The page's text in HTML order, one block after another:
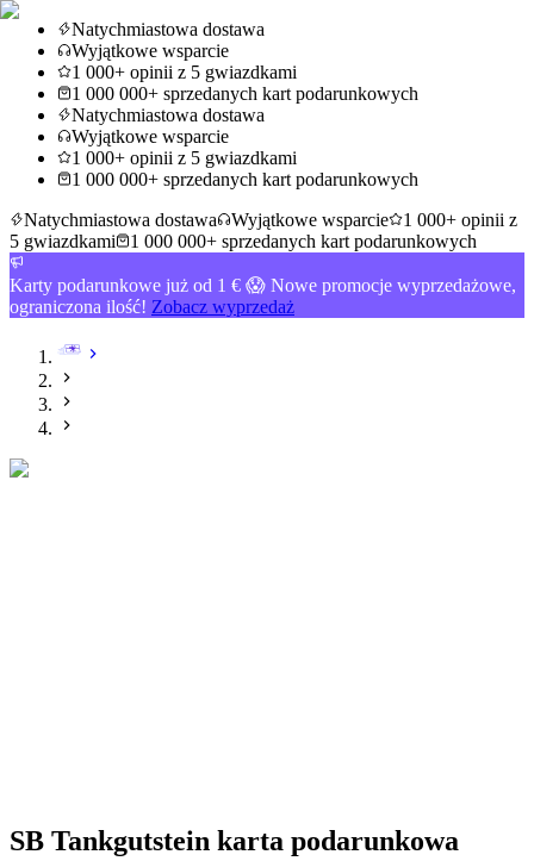
Natychmiastowa dostawa
Wyjątkowe wsparcie
1 000+ opinii z 5 gwiazdkami
1 000 000+ sprzedanych kart podarunkowych
Natychmiastowa dostawa
Wyjątkowe wsparcie
1 000+ opinii z 5 gwiazdkami
1 000 000+ sprzedanych kart podarunkowych
Natychmiastowa dostawa
Wyjątkowe wsparcie
1 000+ opinii z
5 gwiazdkami
1 000 000+ sprzedanych kart podarunkowych
Karty podarunkowe już od 1 € 😱 Nowe promocje wyprzedażowe,
ograniczona ilość! Zobacz wyprzedaż
SB Tankgutstein karta podarunkowa